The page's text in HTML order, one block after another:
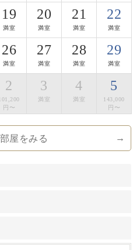
田舎を懐かしむような、身
おります。
き魚…。
ただけましたら幸いです。
に、完全個室の和室料亭を
ございます。
舗「荻村漆器店」の木曽漆
でも有名な地。
19
満室
20
満室
21
満室
22
満室
26
満室
27
満室
28
満室
29
満室
2
円〜
3
満室
4
満室
5
143,000
円〜
屋をみる